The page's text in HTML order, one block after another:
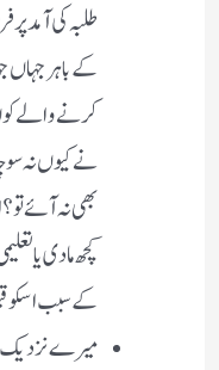
طلبہ کی آمد پر
کے باہر جہاں
کرنے والے کون
نے کیوں نہ
بھی نہ آئے
کچھ مادی یا
کے سبب اسکو
میرے نزدیک